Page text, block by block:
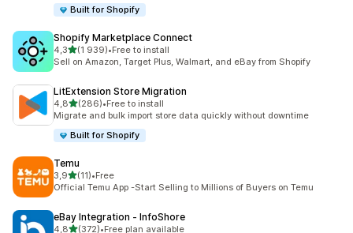
Built for Shopify
Shopify Marketplace Connect
4,3z 5 hvězd
(1 939)
Celkový počet recenzí: 1939
•Free to install
Sell on Amazon, Target Plus, Walmart, and eBay from Shopify
LitExtension Store Migration
4,8z 5 hvězd
(286)
Celkový počet recenzí: 286
•Free to install
Migrate and bulk import store data quickly without downtime
Built for Shopify
Temu
3,9z 5 hvězd
(11)
Celkový počet recenzí: 11
•Free
Official Temu App -Start Selling to Millions of Buyers on Temu
eBay Integration ‑ InfoShore
4,8z 5 hvězd
(372)•Free plan available